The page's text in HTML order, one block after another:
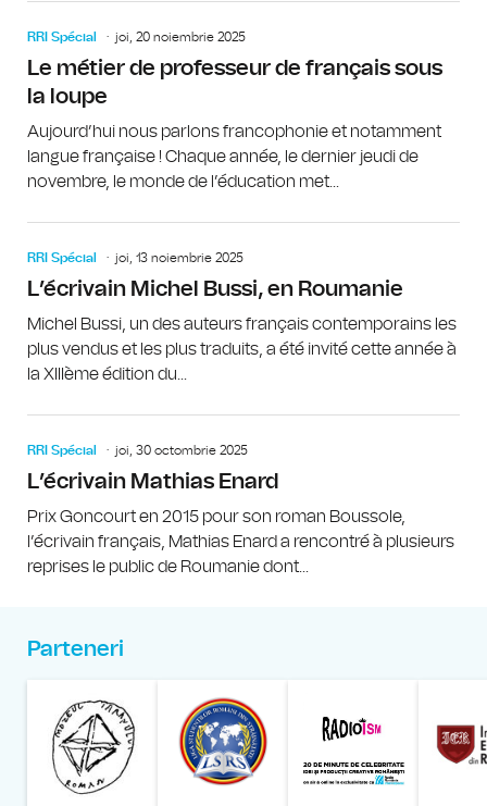
RRI Spécial joi, 20 noiembrie 2025
Le métier de professeur de français sous
la loupe
Aujourd’hui nous parlons francophonie et notamment
langue française ! Chaque année, le dernier jeudi de
novembre, le monde de l’éducation met...
RRI Spécial joi, 13 noiembrie 2025
L’écrivain Michel Bussi, en Roumanie
Michel Bussi, un des auteurs français contemporains les
plus vendus et les plus traduits, a été invité cette année à
la XIIIème édition du...
RRI Spécial joi, 30 octombrie 2025
L’écrivain Mathias Enard
Prix Goncourt en 2015 pour son roman Boussole,
l’écrivain français, Mathias Enard a rencontré à plusieurs
reprises le public de Roumanie dont...
Parteneri